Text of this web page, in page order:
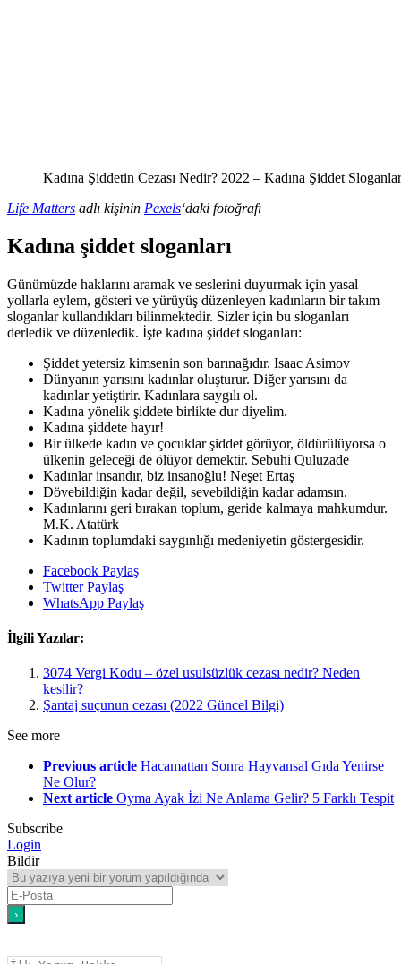
Kadına Şiddetin Cezası Nedir? 2022 – Kadına Şiddet
Life Matters adlı kişinin Pexels‘daki fotoğrafı
Kadına şiddet sloganları
Günümüzde haklarını aramak ve seslerini duyurmak için yasal
yollarla eylem, gösteri ve yürüyüş düzenleyen kadınların bir takım
sloganlar kullandıkları bilinmektedir. Sizler için bu sloganları
derledik ve düzenledik. İşte kadına şiddet sloganları:
Şiddet yetersiz kimsenin son barınağıdır. Isaac Asimov
Dünyanın yarısını kadınlar oluşturur. Diğer yarısını da
kadınlar yetiştirir. Kadınlara saygılı ol.
Kadına yönelik şiddete birlikte dur diyelim.
Kadına şiddete hayır!
Bir ülkede kadın ve çocuklar şiddet görüyor, öldürülüyorsa o
ülkenin geleceği de ölüyor demektir. Sebuhi Quluzade
Kadınlar insandır, biz insanoğlu! Neşet Ertaş
Dövebildiğin kadar değil, sevebildiğin kadar adamsın.
Kadınlarını geri bırakan toplum, geride kalmaya mahkumdur.
M.K. Atatürk
Kadının toplumdaki saygınlığı medeniyetin göstergesidir.
Facebook Paylaş
Twitter Paylaş
WhatsApp Paylaş
İlgili Yazılar:
3074 Vergi Kodu – özel usulsüzlük cezası nedir? Neden
kesilir?
Şantaj suçunun cezası (2022 Güncel Bilgi)
See more
Previous article Hacamattan Sonra Hayvansal Gıda Yenirse
Ne Olur?
Next article Oyma Ayak İzi Ne Anlama Gelir? 5 Farklı Tespit
Subscribe
Login
Bildir